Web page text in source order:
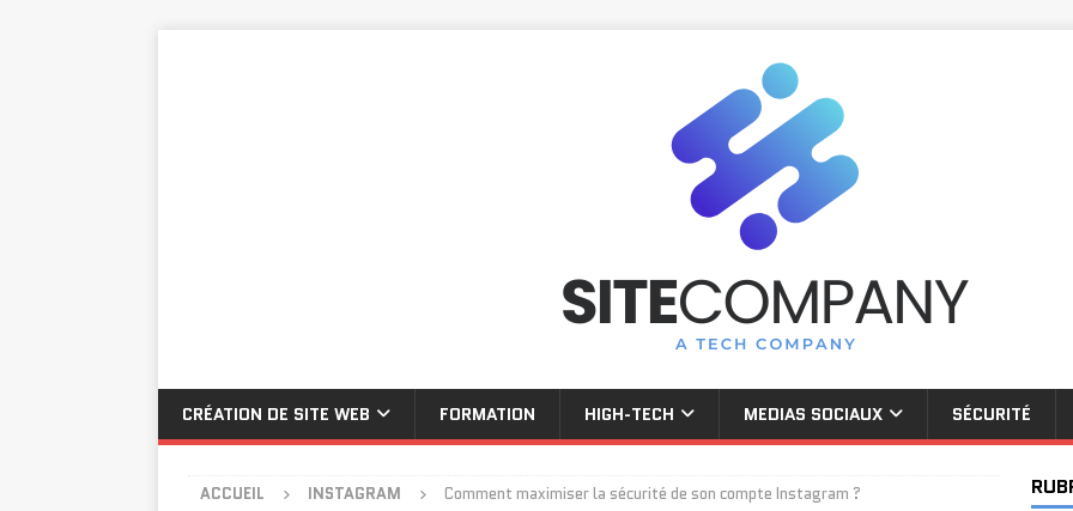
CRÉATION DE SITE WEB FORMATION HIGH-TECH MEDIAS SOCIAUX SÉCURITÉ
ACCUEIL INSTAGRAM Comment maximiser la sécurité de son compte Instagram ?